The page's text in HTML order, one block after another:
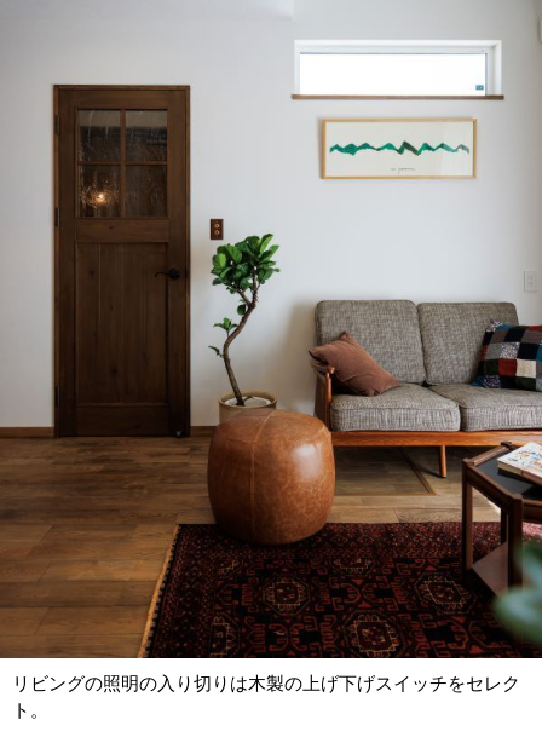
リビングの照明の入り切りは木製の上げ下げスイッチをセレク
ト。